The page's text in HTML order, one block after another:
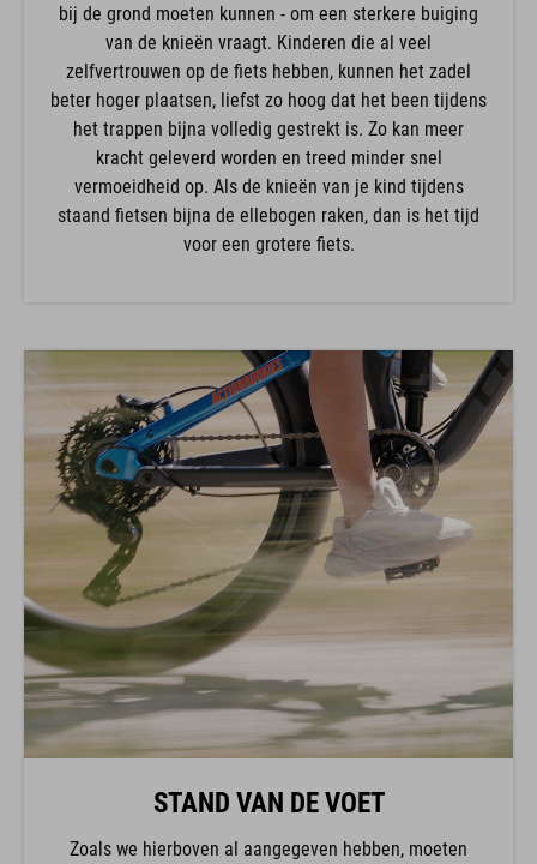
bij de grond moeten kunnen - om een sterkere buiging
van de knieën vraagt. Kinderen die al veel
zelfvertrouwen op de fiets hebben, kunnen het zadel
beter hoger plaatsen, liefst zo hoog dat het been tijdens
het trappen bijna volledig gestrekt is. Zo kan meer
kracht geleverd worden en treed minder snel
vermoeidheid op. Als de knieën van je kind tijdens
staand fietsen bijna de ellebogen raken, dan is het tijd
voor een grotere fiets.
STAND VAN DE VOET
Zoals we hierboven al aangegeven hebben, moeten